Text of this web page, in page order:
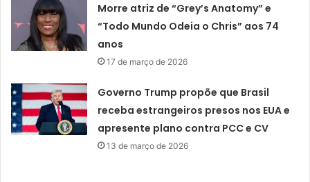
Morre atriz de “Grey’s Anatomy” e
“Todo Mundo Odeia o Chris” aos 74
anos
17 de março de 2026
Governo Trump propõe que Brasil
receba estrangeiros presos nos EUA e
apresente plano contra PCC e CV
13 de março de 2026